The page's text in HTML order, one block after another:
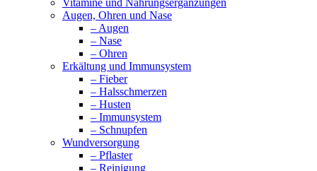
Augen, Ohren und Nase
– Augen
– Nase
– Ohren
Erkältung und Immunsystem
– Fieber
– Halsschmerzen
– Husten
– Immunsystem
– Schnupfen
Wundversorgung
– Pflaster
– Reinigung